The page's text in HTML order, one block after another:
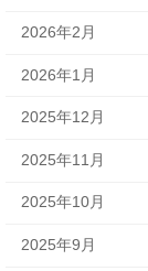
2026年2月
2026年1月
2025年12月
2025年11月
2025年10月
2025年9月